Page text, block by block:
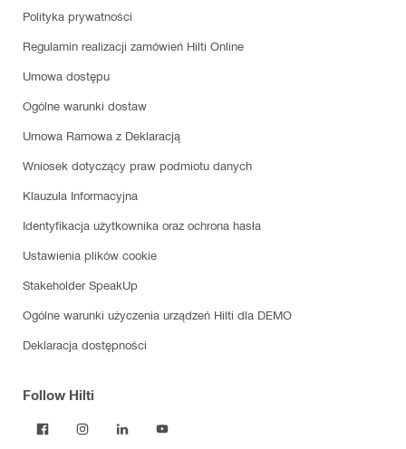
Polityka prywatności
Regulamin realizacji zamówień Hilti Online
Umowa dostępu
Ogólne warunki dostaw
Umowa Ramowa z Deklaracją
Wniosek dotyczący praw podmiotu danych
Klauzula Informacyjna
Identyfikacja użytkownika oraz ochrona hasła
Ustawienia plików cookie
Stakeholder SpeakUp
Ogólne warunki użyczenia urządzeń Hilti dla DEMO
Deklaracja dostępności
Follow Hilti